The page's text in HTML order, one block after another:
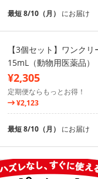
最短 8/10（月） にお届け
【3個セット】ワンク
15mL（動物用医薬品）
¥2,305
定期便ならもっとお得！
¥2,123
最短 8/10（月） にお届け